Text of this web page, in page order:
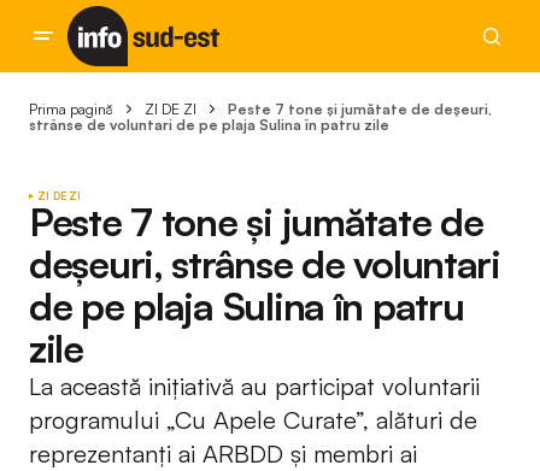
Prima pagină ZI DE ZI
Peste 7 tone și jumătate de deșeuri,
strânse de voluntari de pe plaja Sulina în patru zile
ZI DE ZI
Peste 7 tone și jumătate de
deșeuri, strânse de voluntari
de pe plaja Sulina în patru
zile
La această inițiativă au participat voluntarii
programului „Cu Apele Curate”, alături de
reprezentanți ai ARBDD și membri ai